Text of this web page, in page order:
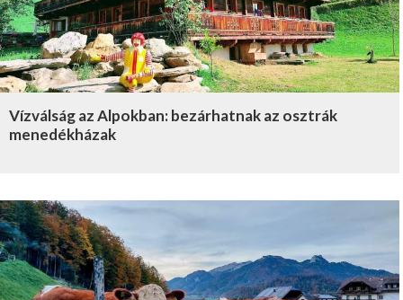
Vízválság az Alpokban: bezárhatnak az osztrák
menedékházak